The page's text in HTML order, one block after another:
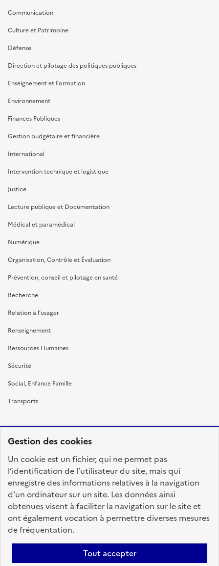
Gestion des cookies
Un cookie est un fichier, qui ne permet pas
l’identification de l’utilisateur du site, mais qui
enregistre des informations relatives à la navigation
d’un ordinateur sur un site. Les données ainsi
obtenues visent à faciliter la navigation sur le site et
ont également vocation à permettre diverses mesures
de fréquentation.
Tout accepter
Communication
Culture et Patrimoine
Défense
Direction et pilotage des politiques publiques
Enseignement et Formation
Environnement
Finances Publiques
Gestion budgétaire et financière
International
Intervention technique et logistique
Justice
Lecture publique et Documentation
Médical et paramédical
Numérique
Organisation, Contrôle et Évaluation
Prévention, conseil et pilotage en santé
Recherche
Relation à l’usager
Renseignement
Ressources Humaines
Sécurité
Social, Enfance Famille
Transports
FRANÇAISE
fonction-publique.gouv.fr
legifrance.gouv.fr
gouvernement.fr
Accessibilité : totalement conforme